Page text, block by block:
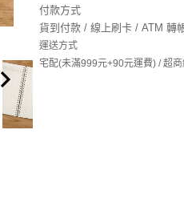
付款方式
貨到付款 / 線上刷卡 / ATM 轉
運送方式
宅配(未滿999元+90元運費) / 超